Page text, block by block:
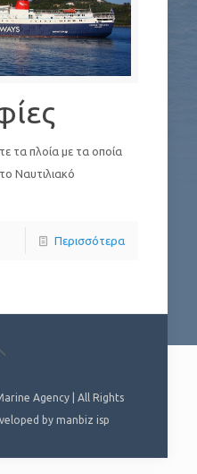
τα πλοία με τα οποία
Ναυτιλιακό
Περισσότερα
Agency | All Rights
by manbiz isp